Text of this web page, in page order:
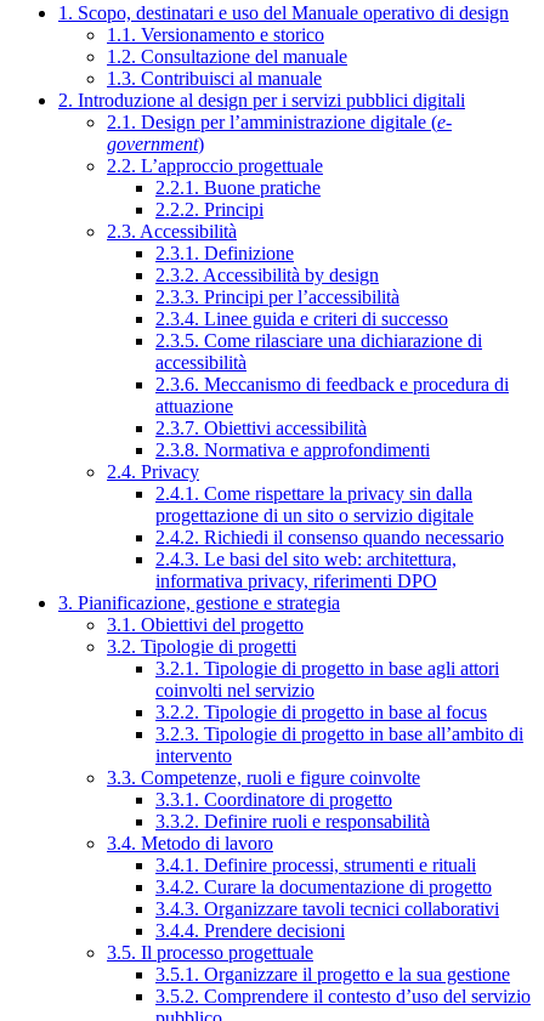
1. Scopo, destinatari e uso del Manuale operativo di design
1.1. Versionamento e storico
1.2. Consultazione del manuale
1.3. Contribuisci al manuale
2. Introduzione al design per i servizi pubblici digitali
2.1. Design per l’amministrazione digitale (e-
government)
2.2. L’approccio progettuale
2.2.1. Buone pratiche
2.2.2. Principi
2.3. Accessibilità
2.3.1. Definizione
2.3.2. Accessibilità by design
2.3.3. Principi per l’accessibilità
2.3.4. Linee guida e criteri di successo
2.3.5. Come rilasciare una dichiarazione di
accessibilità
2.3.6. Meccanismo di feedback e procedura di
attuazione
2.3.7. Obiettivi accessibilità
2.3.8. Normativa e approfondimenti
2.4. Privacy
2.4.1. Come rispettare la privacy sin dalla
progettazione di un sito o servizio digitale
2.4.2. Richiedi il consenso quando necessario
2.4.3. Le basi del sito web: architettura,
informativa privacy, riferimenti DPO
3. Pianificazione, gestione e strategia
3.1. Obiettivi del progetto
3.2. Tipologie di progetti
3.2.1. Tipologie di progetto in base agli attori
coinvolti nel servizio
3.2.2. Tipologie di progetto in base al focus
3.2.3. Tipologie di progetto in base all’ambito di
intervento
3.3. Competenze, ruoli e figure coinvolte
3.3.1. Coordinatore di progetto
3.3.2. Definire ruoli e responsabilità
3.4. Metodo di lavoro
3.4.1. Definire processi, strumenti e rituali
3.4.2. Curare la documentazione di progetto
3.4.3. Organizzare tavoli tecnici collaborativi
3.4.4. Prendere decisioni
3.5. Il processo progettuale
3.5.1. Organizzare il progetto e la sua gestione
3.5.2. Comprendere il contesto d’uso del servizio